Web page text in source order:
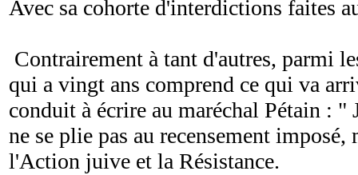
Avec sa cohorte d'interdictions faites
Contrairement à tant d'autres, parmi
qui a vingt ans comprend ce qui va
conduit à écrire au maréchal Pétain :
ne se plie pas au recensement imposé,
l'Action juive et la Résistance.